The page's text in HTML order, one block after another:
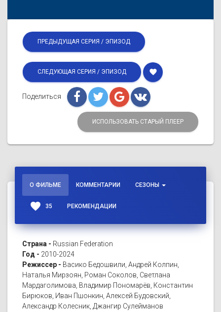
ПРЕДЫДУЩАЯ СЕРИЯ / ЭПИЗОД
СЛЕДУЮЩАЯ СЕРИЯ / ЭПИЗОД favorite
Поделиться
ИСПОЛЬЗОВАТЬ СТАРЫЙ ПЛЕЕР
О ФИЛЬМЕ КОММЕНТАРИИ СЕЗОНЫ
favorite 35 РЕКОМЕНДАЦИИ
Страна - Russian Federation
Год - 2010-2024
Режиссер - Васико Бедошвили, Андрей Колпин,
Наталья Мирзоян, Роман Соколов, Светлана
Мардаголимова, Владимир Пономарёв, Константин
Бирюков, Иван Пшонкин, Алексей Будовский,
Александр Колесник, Джангир Сулейманов